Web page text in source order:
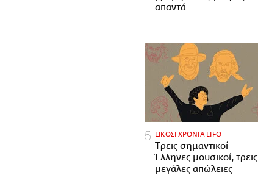
απαντά
ΕΙΚΟΣΙ ΧΡΟΝΙΑ LIFO
Tρεις σημαντικοί
Έλληνες μουσικοί, τρεις
μεγάλες απώλειες